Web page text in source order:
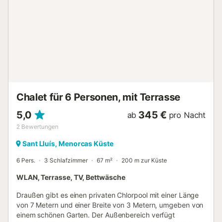
Chalet für 6 Personen, mit Terrasse
5,0
2 Bewertungen
ab 345 € pro Nacht
Sant Lluís, Menorcas Küste
6 Pers. 3 Schlafzimmer 67 m² 200 m zur Küste
WLAN, Terrasse, TV, Bettwäsche
Draußen gibt es einen privaten Chlorpool mit einer Länge
von 7 Metern und einer Breite von 3 Metern, umgeben von
einem schönen Garten. Der Außenbereich verfügt